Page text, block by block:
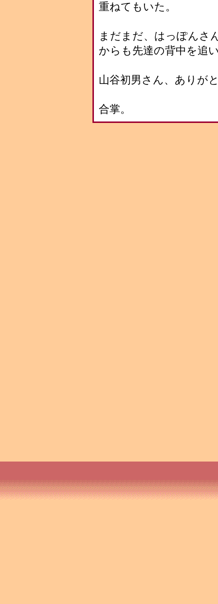
重ねてもいた。
まだまだ、はっぽんさ
からも先達の背中を追
山谷初男さん、ありが
合掌。